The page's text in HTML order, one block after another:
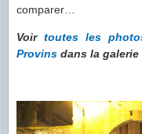
comparer…
Voirtoutes les
Provins dans la galerie